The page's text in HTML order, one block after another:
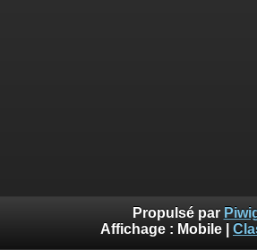
Propulsé par
Affichage : Mobile